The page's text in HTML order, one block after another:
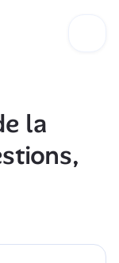
la